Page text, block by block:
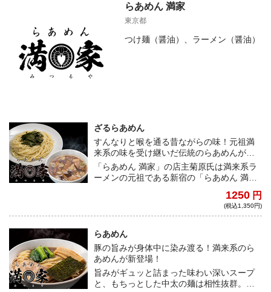
らあめん 満家
東京都
つけ麺（醤油）、ラーメン（醤油）
ざるらあめん
すんなりと喉を通る昔ながらの味！元祖満
来系の味を受け継いだ伝統のらあめんが宅
麺に初登場！
「らあめん 満家」の店主菊原氏は満来系ラ
ーメンの元祖である新宿の「らあめん 満
久保の土地に開業。どこか懐かしさを感じ
る味のあっさりとした醤油ベースの豚清湯
れ！クセがなく非常に受け入れやすいた
め、あっという間に飲み干してしまう。
「満来系」の中でも元祖である「らあめん
満来」の味わいを忠実に表現した「らあめ
ん 満家」の味わいはどこの誰にも真似する
ことはできない。分厚い角切りチャーシュ
1250 円
(税込1,350円)
らあめん
豚の旨みが身体中に染み渡る！満来系のら
あめんが新登場！
旨みがギュッと詰まった味わい深いスープ
と、もちっとした中太の麺は相性抜群。体